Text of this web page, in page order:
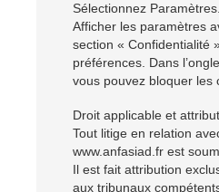
Sélectionnez
Afficher les paramètres
section « Confidentialité
préférences. Dans
vous pouvez bloquer les
Droit applicable et
Tout litige en relation
www.anfasiad.fr est
Il est fait attribution
aux tribunaux